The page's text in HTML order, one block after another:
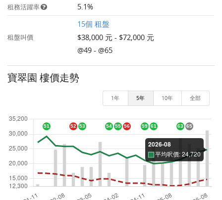
租務活躍率 5.1%
租盤叫價
15個 租盤
$38,000 元 - $72,000 元
@49 - @65
寶翠園 樓價走勢
1年 5年 10年 全部